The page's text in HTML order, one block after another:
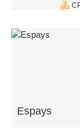
Espays